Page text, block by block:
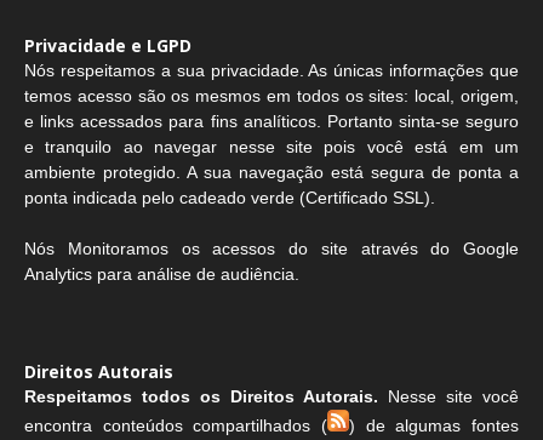
Privacidade e LGPD
Nós respeitamos a sua privacidade. As únicas informações que
temos acesso são os mesmos em todos os sites: local, origem,
e links acessados para fins analíticos. Portanto sinta-se seguro
e tranquilo ao navegar nesse site pois você está em um
ambiente protegido. A sua navegação está segura de ponta a
ponta indicada pelo cadeado verde (Certificado SSL).
Nós Monitoramos os acessos do site através do Google
Analytics para análise de audiência.
Direitos Autorais
Respeitamos todos os Direitos Autorais. Nesse site você
encontra conteúdos compartilhados (
) de algumas fontes